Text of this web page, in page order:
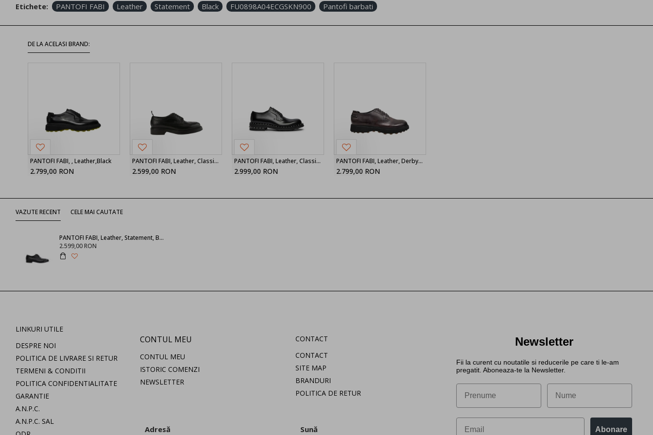
Etichete: PANTOFI FABI Leather Statement Black FU0898A04ECGSKN900 Pantofi barbati
DE LA ACELASI BRAND:
PANTOFI FABI, , Leather,Black
2.799,00 RON
PANTOFI FABI, Leather, Classic, Black
2.599,00 RON
PANTOFI FABI, Leather, Classic, Studs Details, Black
2.999,00 RON
PANTOFI FABI, Leather, Derby Design, Brown
2.799,00 RON
VAZUTE RECENT CELE MAI CAUTATE
PANTOFI FABI, Leather, Statement, Black
2.599,00 RON
LINKURI UTILE
DESPRE NOI
POLITICA DE LIVRARE SI RETUR
TERMENI & CONDITII
POLITICA CONFIDENTIALITATE
GARANTIE
A.N.P.C.
A.N.P.C. SAL
CONTUL MEU
CONTUL MEU
ISTORIC COMENZI
NEWSLETTER
CONTACT
CONTACT
SITE MAP
BRANDURI
POLITICA DE RETUR
Adresă Sună
Newsletter
Fii la curent cu noutatile si reducerile pe care ti le-am
pregatit. Aboneaza-te la Newsletter.
Abonare